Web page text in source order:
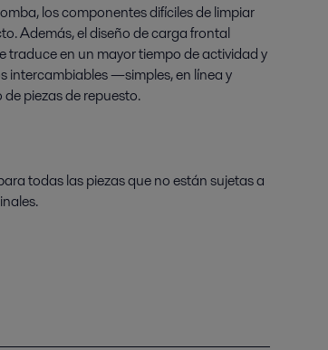
los componentes difíciles de limpiar
Además, el diseño de carga frontal
traduce en un mayor tiempo de actividad y
intercambiables —simples, en línea y
piezas de repuesto.
todas las piezas que no están sujetas a